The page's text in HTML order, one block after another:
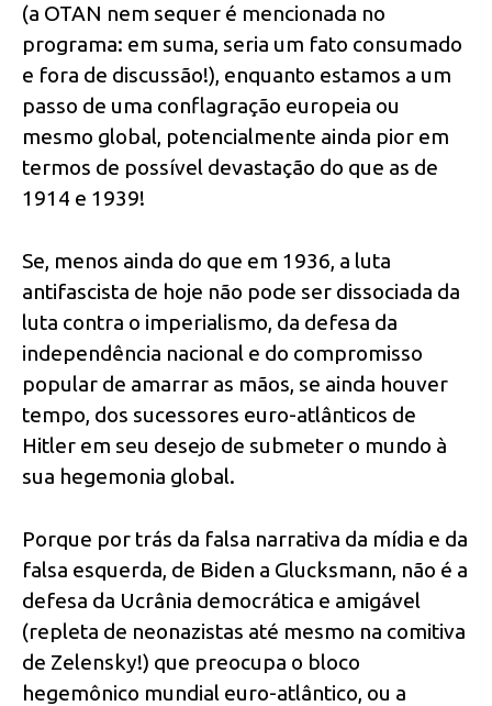
(a OTAN nem sequer é mencionada no
programa: em suma, seria um fato consumado
e fora de discussão!), enquanto estamos a um
passo de uma conflagração europeia ou
mesmo global, potencialmente ainda pior em
termos de possível devastação do que as de
1914 e 1939!
Se, menos ainda do que em 1936, a luta
antifascista de hoje não pode ser dissociada da
luta contra o imperialismo, da defesa da
independência nacional e do compromisso
popular de amarrar as mãos, se ainda houver
tempo, dos sucessores euro-atlânticos de
Hitler em seu desejo de submeter o mundo à
sua hegemonia global.
Porque por trás da falsa narrativa da mídia e da
falsa esquerda, de Biden a Glucksmann, não é a
defesa da Ucrânia democrática e amigável
(repleta de neonazistas até mesmo na comitiva
de Zelensky!) que preocupa o bloco
hegemônico mundial euro-atlântico, ou a